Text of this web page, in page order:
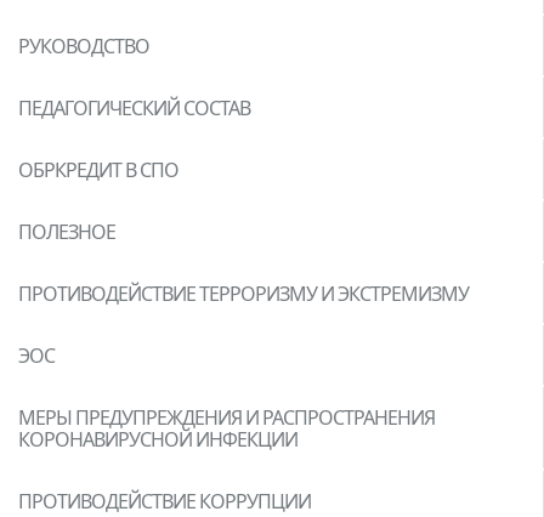
РУКОВОДСТВО
ПЕДАГОГИЧЕСКИЙ СОСТАВ
ОБРКРЕДИТ В СПО
ПОЛЕЗНОЕ
ПРОТИВОДЕЙСТВИЕ ТЕРРОРИЗМУ И ЭКСТРЕМИЗМУ
ЭОС
МЕРЫ ПРЕДУПРЕЖДЕНИЯ И РАСПРОСТРАНЕНИЯ
КОРОНАВИРУСНОЙ ИНФЕКЦИИ
ПРОТИВОДЕЙСТВИЕ КОРРУПЦИИ